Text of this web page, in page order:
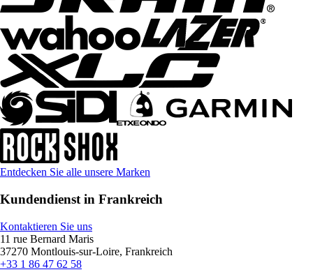
Entdecken Sie alle unsere Marken
Kundendienst in Frankreich
Kontaktieren Sie uns
11 rue Bernard Maris
37270 Montlouis-sur-Loire, Frankreich
+33 1 86 47 62 58